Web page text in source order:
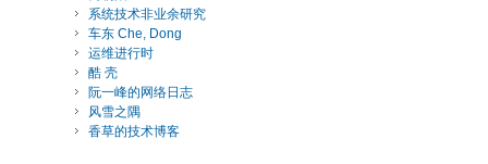
系统技术非业余研究
车东 Che, Dong
运维进行时
酷 壳
阮一峰的网络日志
风雪之隅
香草的技术博客